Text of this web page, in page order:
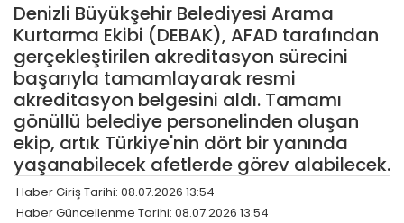
Denizli Büyükşehir Belediyesi Arama
Kurtarma Ekibi (DEBAK), AFAD tarafından
gerçekleştirilen akreditasyon sürecini
başarıyla tamamlayarak resmi
akreditasyon belgesini aldı. Tamamı
gönüllü belediye personelinden oluşan
ekip, artık Türkiye'nin dört bir yanında
yaşanabilecek afetlerde görev alabilecek.
Haber Giriş Tarihi: 08.07.2026 13:54
Haber Güncellenme Tarihi: 08.07.2026 13:54